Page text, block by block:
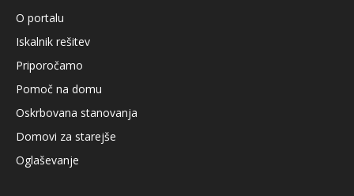
O portalu
Iskalnik rešitev
Priporočamo
Pomoč na domu
Oskrbovana stanovanja
Domovi za starejše
Oglaševanje